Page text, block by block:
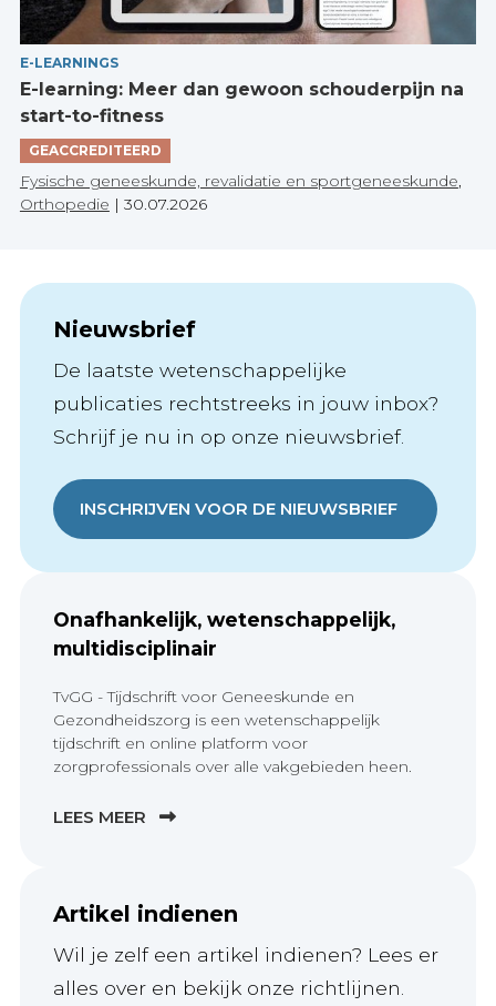
E-LEARNINGS
E-learning: Meer dan gewoon schouderpijn na
start-to-fitness
GEACCREDITEERD
Fysische geneeskunde, revalidatie en sportgeneeskunde
Orthopedie | 30.07.2026
Nieuwsbrief
De laatste wetenschappelijke
publicaties rechtstreeks in jouw inbox?
Schrijf je nu in op onze nieuwsbrief.
INSCHRIJVEN VOOR DE NIEUWSBRIEF
Onafhankelijk, wetenschappelijk,
multidisciplinair
TvGG - Tijdschrift voor Geneeskunde en
Gezondheidszorg is een wetenschappelijk
tijdschrift en online platform voor
zorgprofessionals over alle vakgebieden heen.
LEES MEER
Artikel indienen
Wil je zelf een artikel indienen? Lees er
alles over en bekijk onze richtlijnen.